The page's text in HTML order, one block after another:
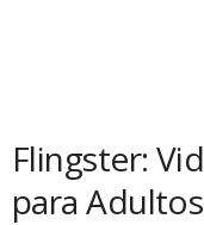
Flingster:
para